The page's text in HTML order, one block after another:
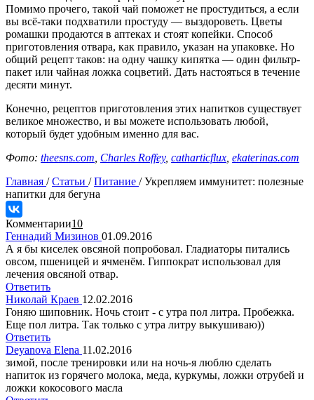
Помимо прочего, такой чай поможет не простудиться, а если
вы всё-таки подхватили простуду — выздороветь. Цветы
ромашки продаются в аптеках и стоят копейки. Способ
приготовления отвара, как правило, указан на упаковке. Но
общий рецепт таков: на одну чашку кипятка — один фильтр-
пакет или чайная ложка соцветий. Дать настояться в течение
десяти минут.
Конечно, рецептов приготовления этих напитков существует
великое множество, и вы можете использовать любой,
который будет удобным именно для вас.
Фото: theesns.com Charles Roffey, catharticflux ekaterinas.com
Главная /Статьи /Питание /Укрепляем иммунитет: полезные
напитки для бегуна
Комментарии10
Геннадий Мизинов 01.09.2016
А я бы киселек овсяной попробовал. Гладиаторы питались
овсом, пшеницей и ячменём. Гиппократ использовал для
лечения овсяной отвар.
Ответить
Николай Краев 12.02.2016
Гоняю шиповник. Ночь стоит - с утра пол литра. Пробежка.
Еще пол литра. Так только с утра литру выкушиваю))
Ответить
Deyanova Elena 11.02.2016
зимой, после тренировки или на ночь-я люблю сделать
напиток из горячего молока, меда, куркумы, ложки отрубей и
ложки кокосового масла